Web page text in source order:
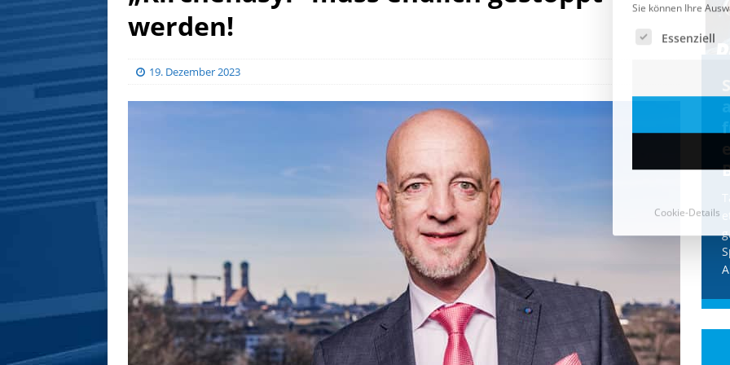
werden!
19. Dezember 2023
der Wahl wieder Afghanen
einfliegen: Zeit für ein
Asylmoratorium!
Die Bundesregierung und die CDU
halten die Wähler für dumm! Weil die
Stimmung wegen der von Afghanen
verübten Anschläge kippte, wurden die
Flüge vor der